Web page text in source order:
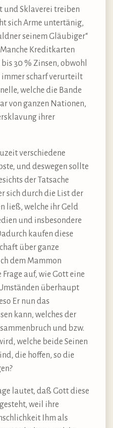
und Sklaverei treiben
sich Arme untertänig,
seinem Gläubiger“
Kreditkarten
30 % Zinsen, obwohl
immer scharf verurteilt
welche die Bande
von ganzen Nationen,
ihrer
verschiedene
und deswegen sollte
der Tatsache
sich durch die List der
ließ, welche ihr Geld
und insbesondere
kaufen diese
über ganze
dem Mammon
auf, wie Gott eine
überhaupt
Er nun das
kann, welches der
und bzw.
welche beide Seinen
die hoffen, so die
lautet, daß Gott diese
weil ihre
Ihm als